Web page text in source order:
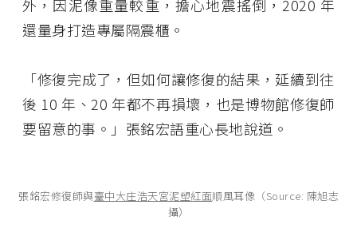
外，因泥像重量較重，擔心地震搖倒，2020 年
還量身打造專屬隔震櫃。
「修復完成了，但如何讓修復的結果，延續到往
後 10 年、20 年都不再損壞，也是博物館修復師
要留意的事。」張銘宏語重心長地說道。
張銘宏修復師與臺中大庄浩天宮泥塑紅面順風耳像（Source: 陳旭志
攝）